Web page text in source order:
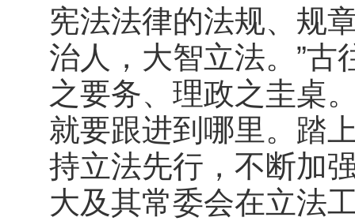
宪法法律的法规、规
治人，大智立法。”
之要务、理政之圭桌
就要跟进到哪里。踏
持立法先行，不断加
大及其常委会在立法